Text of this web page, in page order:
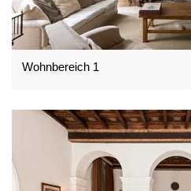
Wohnbereich 1